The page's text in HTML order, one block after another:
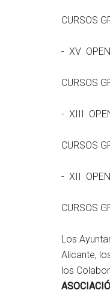
CURSOS
- XV
CURSOS
- XIII
CURSOS
- XII OPEN
CURSOS
Los
Alicante,
los